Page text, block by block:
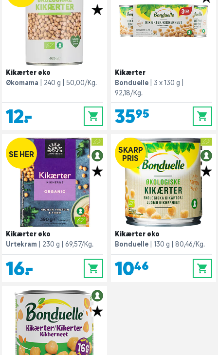
Kikærter øko
Økomama
240 g 50,00/Kg.
12,- 0
Kikærter
Bonduelle
3 x 130 g
92,18/Kg.
35,95 0
SE HER
Kikærter øko
Urtekram
230 g 69,57/Kg.
16,- 0
SKARP
PRIS
Kikærter øko
Bonduelle
130 g 80,46/Kg.
10,46 0